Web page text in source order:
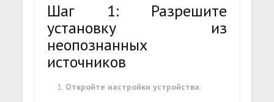
Шаг 1: Разрешите
установку из
неопознанных
источников
Откройте настройки устройства: